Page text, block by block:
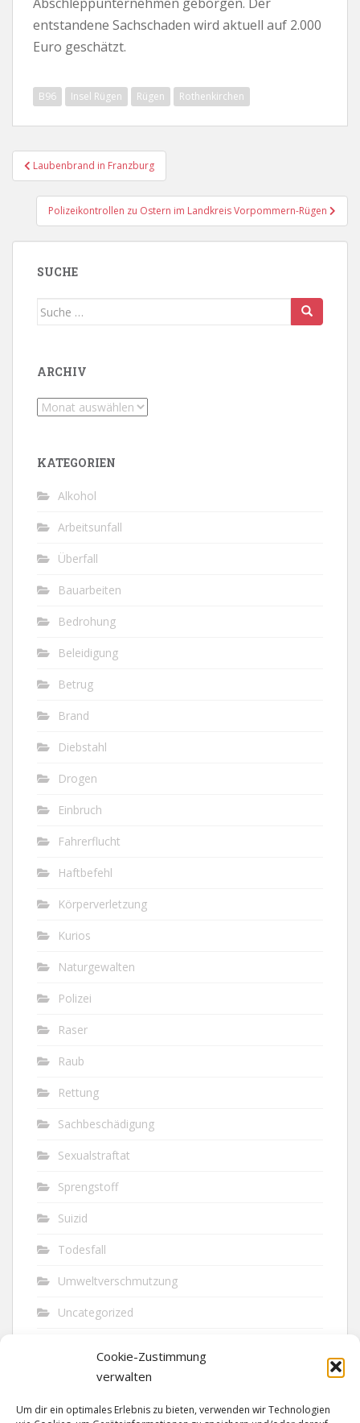
Cookie-Zustimmung
verwalten
Um dir ein optimales Erlebnis zu bieten, verwenden wir Technologien
entstandene Sachschaden wird aktuell auf 2.000
Euro geschätzt.
B96 Insel Rügen Rügen Rothenkirchen
Beitragsnavigation
Laubenbrand in Franzburg
Polizeikontrollen zu Ostern im Landkreis Vorpommern-Rügen
SUCHE
Suche
ARCHIV
Archiv
KATEGORIEN
Alkohol
Arbeitsunfall
Überfall
Bauarbeiten
Bedrohung
Beleidigung
Betrug
Brand
Diebstahl
Drogen
Einbruch
Fahrerflucht
Haftbefehl
Körperverletzung
Kurios
Naturgewalten
Polizei
Raser
Raub
Rettung
Sachbeschädigung
Sexualstraftat
Sprengstoff
Suizid
Todesfall
Umweltverschmutzung
Uncategorized
Vandalismus
Verkehr